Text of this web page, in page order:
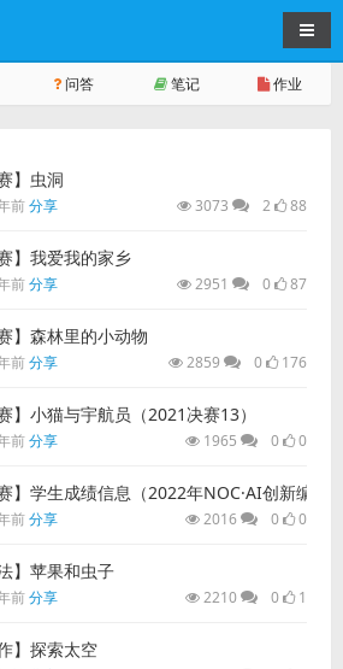
导航
问答 笔记 作业
】虫洞
前分享 3073 2 88
】我爱我的家乡
前分享 2951 0 87
】森林里的小动物
前分享 2859 0 176
】小猫与宇航员（2021决赛13）
前分享 1965 0 0
赛】学生成绩信息（2022年NOC·AI创新编
前分享 2016 0 0
】苹果和虫子
前分享 2210 0 1
】探索太空